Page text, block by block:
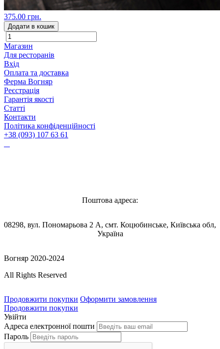
375.00 грн.
Додати в кошик
Магазин
Для ресторанів
Вхід
Оплата та доставка
Ферма Вогняр
Реєстрація
Гарантія якості
Статті
Контакти
Політика конфіденційності
+38 (093) 107 63 61
Поштова адреса:
08298, вул. Пономарьова 2 А, смт. Коцюбинське, Київська обл,
Україна
Вогняр 2020-2024
All Rights Reserved
Продовжити покупки Оформити замовлення
Продовжити покупки
Увійти
Адреса електронної пошти
Пароль